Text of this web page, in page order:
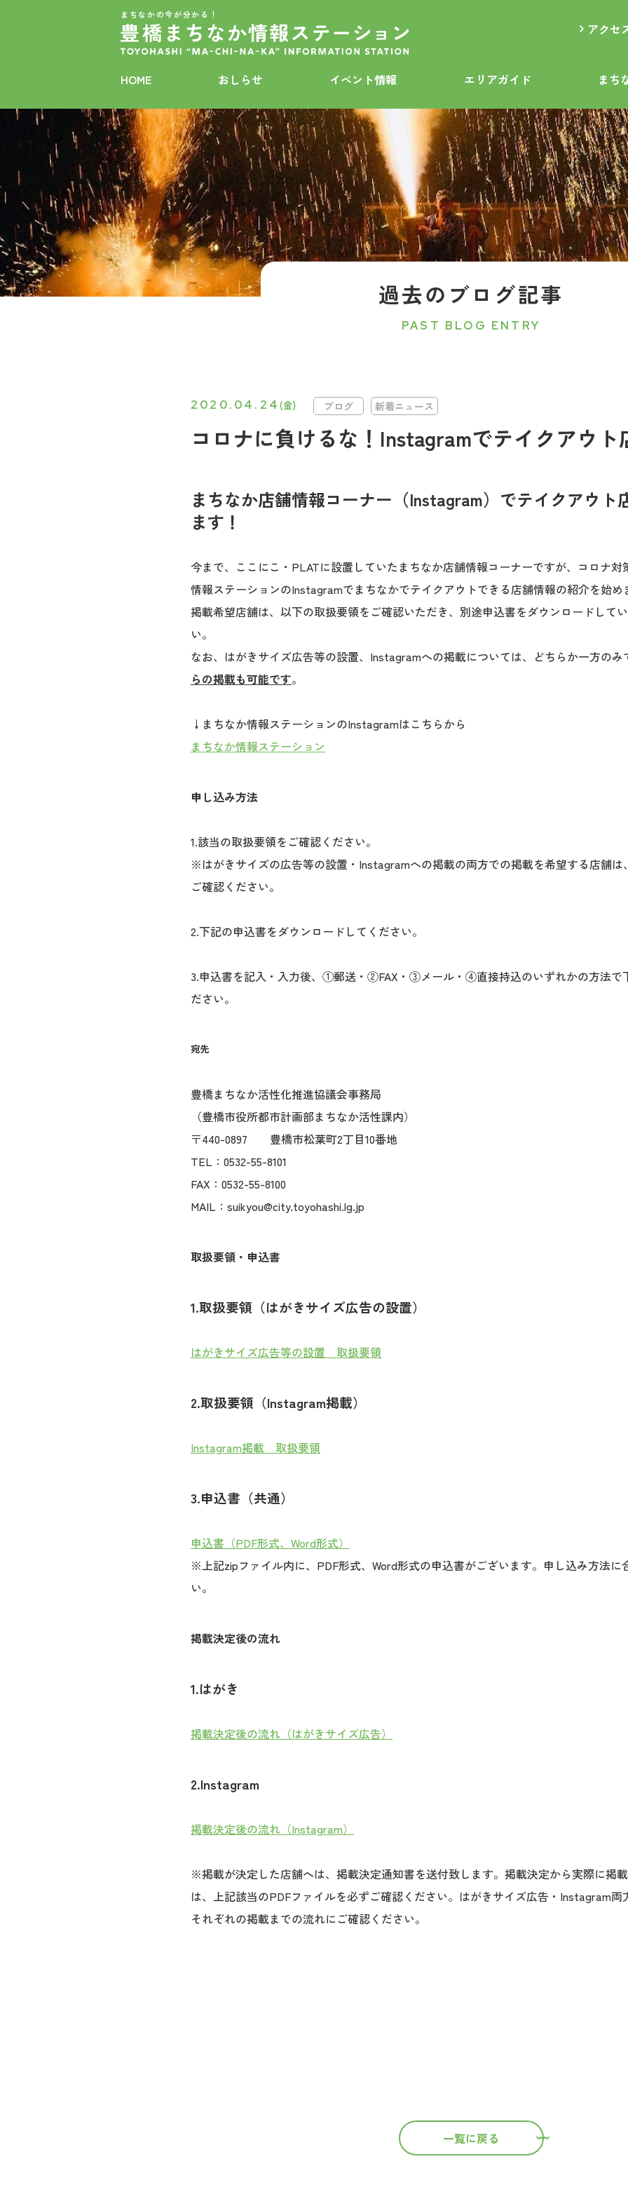
まちなかの今が分かる！
アクセ
HOME おしらせ イベント情報 エリアガイド まち
過去のブログ記事
PAST BLOG ENTRY
コロナに負けるな！Instagramでテイクアウト
2020.04.24 (金) ブログ 新着ニュース
まちなか店舗情報コーナー（Instagram）でテイクアウト
ます！
今まで、ここにこ・PLATに設置していたまちなか店舗情報コーナーですが、コロナ
情報ステーションのInstagramでまちなかでテイクアウトできる店舗情報の紹介を始め
掲載希望店舗は、以下の取扱要領をご確認いただき、別途申込書をダウンロードして
い。
なお、はがきサイズ広告等の設置、Instagramへの掲載については、どちらか一方のみ
らの掲載も可能です。
↓まちなか情報ステーションのInstagramはこちらから
まちなか情報ステーション
申し込み方法
1.該当の取扱要領をご確認ください。
※はがきサイズの広告等の設置・Instagramへの掲載の両方での掲載を希望する店舗は
ご確認ください。
2.下記の申込書をダウンロードしてください。
3.申込書を記入・入力後、①郵送・②FAX・③メール・④直接持込のいずれかの方法で
ださい。
宛先
豊橋まちなか活性化推進協議会事務局
（豊橋市役所都市計画部まちなか活性課内）
〒440-0897 豊橋市松葉町2丁目10番地
TEL：0532-55-8101
FAX：0532-55-8100
MAIL：suikyou@city.toyohashi.lg.jp
取扱要領・申込書
1.取扱要領（はがきサイズ広告の設置）
はがきサイズ広告等の設置 取扱要領
2.取扱要領（Instagram掲載）
Instagram掲載 取扱要領
3.申込書（共通）
申込書（PDF形式、Word形式）
※上記zipファイル内に、PDF形式、Word形式の申込書がございます。申し込み方法に
い。
掲載決定後の流れ
1.はがき
掲載決定後の流れ（はがきサイズ広告）
2.Instagram
掲載決定後の流れ（Instagram）
※掲載が決定した店舗へは、掲載決定通知書を送付致します。掲載決定から実際に掲
は、上記該当のPDFファイルを必ずご確認ください。はがきサイズ広告・Instagram両
それぞれの掲載までの流れにご確認ください。
一覧に戻る